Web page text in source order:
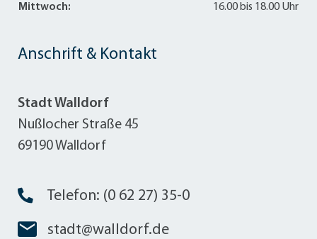
Anschrift & Kontakt
Stadt Walldorf
Nußlocher Straße 45
69190 Walldorf
Telefon: (0 62 27) 35-0
stadt@walldorf.de
Mittwoch:
16.00 bis 18.00 Uhr